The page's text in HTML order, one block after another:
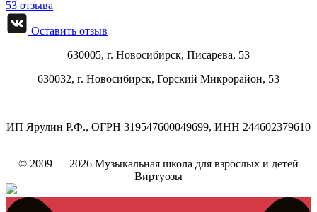
53 отзыва
Оставить отзыв
630005, г. Новосибирск, Писарева, 53
630032, г. Новосибирск, Горский Микрорайон, 53
ИП Ярулин Р.Ф., ОГРН 319547600049699, ИНН 244602379610
© 2009 — 2026 Музыкальная школа для взрослых и детей
Виртуозы